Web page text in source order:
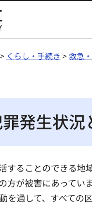
> くらし・手続き >救急
発生状況
することのできる地
方が被害にあっていま
を通して、すべての